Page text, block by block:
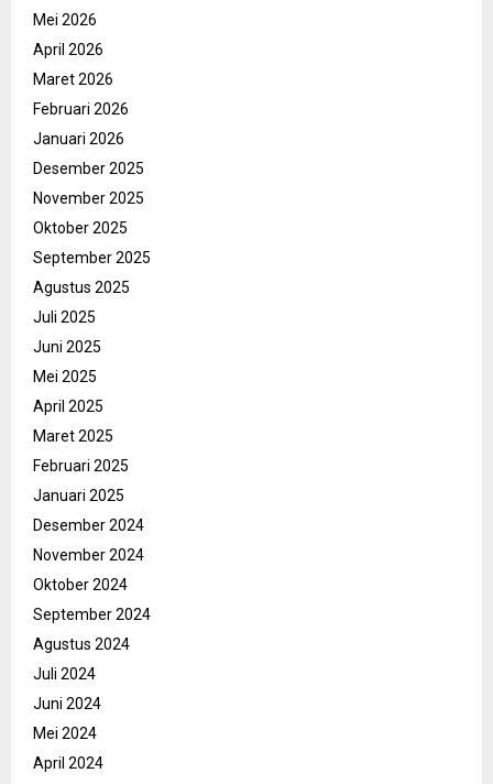
Mei 2026
April 2026
Maret 2026
Februari 2026
Januari 2026
Desember 2025
November 2025
Oktober 2025
September 2025
Agustus 2025
Juli 2025
Juni 2025
Mei 2025
April 2025
Maret 2025
Februari 2025
Januari 2025
Desember 2024
November 2024
Oktober 2024
September 2024
Agustus 2024
Juli 2024
Juni 2024
Mei 2024
April 2024